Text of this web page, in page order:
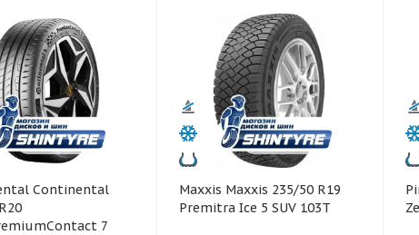
7
Maxxis Maxxis 235/50 R19
Premitra Ice 5 SUV 103T
Pirelli